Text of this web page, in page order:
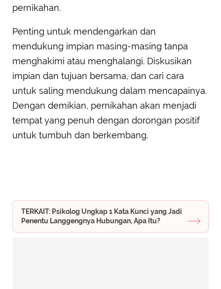
pernikahan.
Penting untuk mendengarkan dan
mendukung impian masing-masing tanpa
menghakimi atau menghalangi. Diskusikan
impian dan tujuan bersama, dan cari cara
untuk saling mendukung dalam mencapainya.
Dengan demikian, pernikahan akan menjadi
tempat yang penuh dengan dorongan positif
untuk tumbuh dan berkembang.
TERKAIT: Psikolog Ungkap 1 Kata Kunci yang Jadi
Penentu Langgengnya Hubungan, Apa Itu?